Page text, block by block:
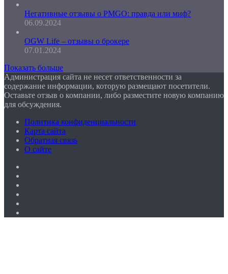
Негативные отзывы о PMGO: правда или миф?
06.09.2024
OGW Life – отзывы о брокере
07.01.2024
Показать больше
Администрация сайта не несет ответственности за
содержание информации, которую размещают посетители.
Оставьте отзыв о компании, либо разместите новую компанию
для обсуждения.
Политика конфиденциальности
Карта сайта
Обратная связь
О сайте